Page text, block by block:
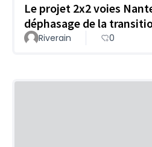
Le projet 2x2 voies
déphasage de la
Riverain 0